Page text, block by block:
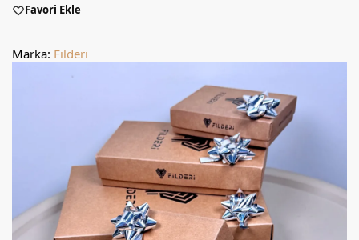
Favori Ekle
Marka: Filderi